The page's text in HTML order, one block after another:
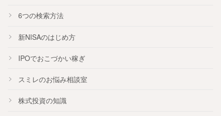
6つの検索方法
新NISAのはじめ方
IPOでおこづかい稼ぎ
スミレのお悩み相談室
株式投資の知識